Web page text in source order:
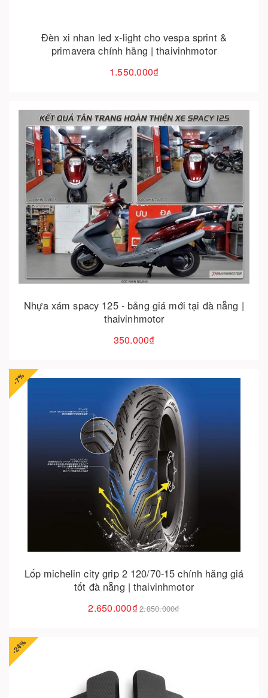
Đèn xi nhan led x-light cho vespa sprint &
primavera chính hãng | thaivinhmotor
1.550.000₫
Nhựa xám spacy 125 - bảng giá mới tại đà nẵng |
thaivinhmotor
350.000₫
Hết hàng
-7%
Lốp michelin city grip 2 120/70-15 chính hãng giá
tốt đà nẵng | thaivinhmotor
2.650.000₫2.850.000₫
Cho vào giỏ hàng
-24%